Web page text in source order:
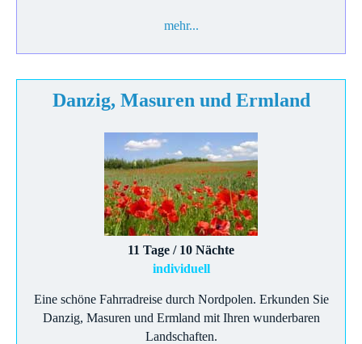
mehr...
Danzig, Masuren und Ermland
11 Tage / 10 Nächte
individuell
Eine schöne Fahrradreise durch Nordpolen. Erkunden Sie
Danzig, Masuren und Ermland mit Ihren wunderbaren
Landschaften.